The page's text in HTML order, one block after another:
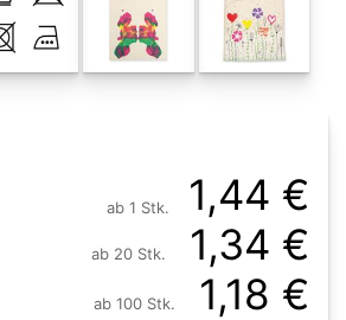
ab 1 Stk. 1,44 €
ab 20 Stk. 1,34 €
ab 100 Stk. 1,18 €